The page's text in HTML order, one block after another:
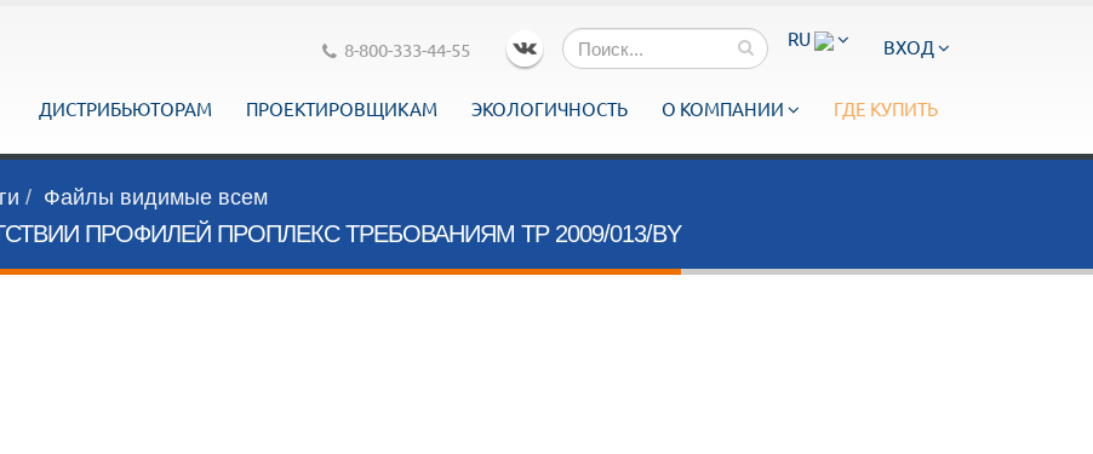
RU ВХОД
8-800-333-44-55
ДИСТРИБЬЮТОРАМ ПРОЕКТИРОВЩИКАМ ЭКОЛОГИЧНОСТЬ О КОМПАНИИ ГДЕ КУПИТЬ
Файлы видимые всем
ПРОФИЛЕЙ ПРОПЛЕКС ТРЕБОВАНИЯМ ТР 2009/013/BY